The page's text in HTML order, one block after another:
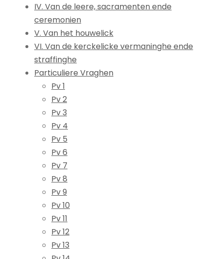
IV. Van de leere, sacramenten ende
ceremonien
V. Van het houwelick
VI. Van de kerckelicke vermaninghe ende
straffinghe
Particuliere Vraghen
Pv 1
Pv 2
Pv 3
Pv 4
Pv 5
Pv 6
Pv 7
Pv 8
Pv 9
Pv 10
Pv 11
Pv 12
Pv 13